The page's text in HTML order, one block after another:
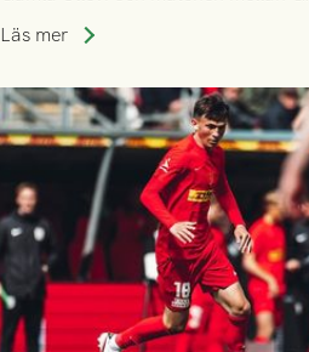
kvalet till Conference League!
Läs mer